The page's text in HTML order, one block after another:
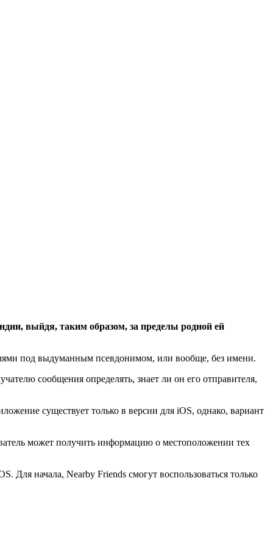
выйдя, таким образом, за пределы родной ей
под выдуманным псевдонимом, или вообще, без имени.
сообщения определять, знает ли он его отправителя,
существует только в версии для iOS, однако, вариант
может получить информацию о местоположении тех
Для начала, Nearby Friends смогут воспользоваться только